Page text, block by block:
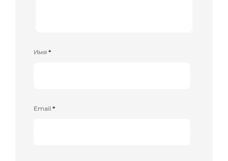
Имя *
Email *